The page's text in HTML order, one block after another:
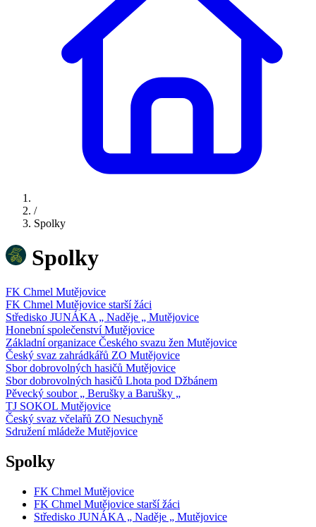
/
Spolky
Spolky
FK Chmel Mutějovice
FK Chmel Mutějovice starší žáci
Středisko JUNÁKA „ Naděje „ Mutějovice
Honební společenství Mutějovice
Základní organizace Českého svazu žen Mutějovice
Český svaz zahrádkářů ZO Mutějovice
Sbor dobrovolných hasičů Mutějovice
Sbor dobrovolných hasičů Lhota pod Džbánem
Pěvecký soubor „ Berušky a Barušky „
TJ SOKOL Mutějovice
Český svaz včelařů ZO Nesuchyně
Sdružení mládeže Mutějovice
Spolky
FK Chmel Mutějovice
FK Chmel Mutějovice starší žáci
Středisko JUNÁKA „ Naděje „ Mutějovice